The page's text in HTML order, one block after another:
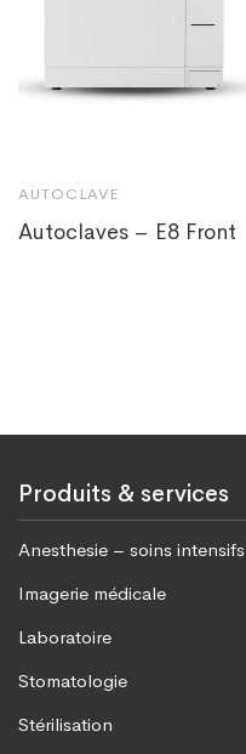
AUTOCLAVE
Autoclaves – E8 Front
Produits & services
Anesthesie – soins intensifs
Imagerie médicale
Laboratoire
Stomatologie
Stérilisation